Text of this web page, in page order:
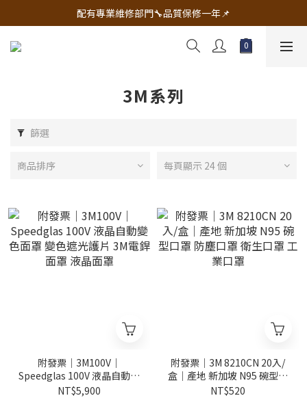
🔧電動工具&五金唯一首選 宇慶五金網拍🔧
配有專業維修部門🔧品質保修一年📌
🔧電動工具&五金唯一首選 宇慶五金網拍🔧
3M系列
篩選
商品排序 每頁顯示 24 個
附發票｜3M100V｜
Speedglas 100V 液晶自動變
色面罩 變色遮光護片 3M電
NT$5,900
附發票｜3M 8210CN 20入/
盒｜產地 新加坡 N95 碗型口
罩 防塵口罩 衛生口罩 工業口
NT$520